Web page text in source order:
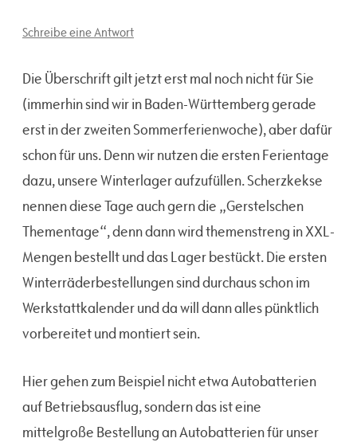
Schreibe eine Antwort
Die Überschrift gilt jetzt erst mal noch nicht für Sie
(immerhin sind wir in Baden-Württemberg gerade
erst in der zweiten Sommerferienwoche), aber dafür
schon für uns. Denn wir nutzen die ersten Ferientage
dazu, unsere Winterlager aufzufüllen. Scherzkekse
nennen diese Tage auch gern die „Gerstelschen
Thementage“, denn dann wird themenstreng in XXL-
Mengen bestellt und das Lager bestückt. Die ersten
Winterräderbestellungen sind durchaus schon im
Werkstattkalender und da will dann alles pünktlich
vorbereitet und montiert sein.
Hier gehen zum Beispiel nicht etwa Autobatterien
auf Betriebsausflug, sondern das ist eine
mittelgroße Bestellung an Autobatterien für unser